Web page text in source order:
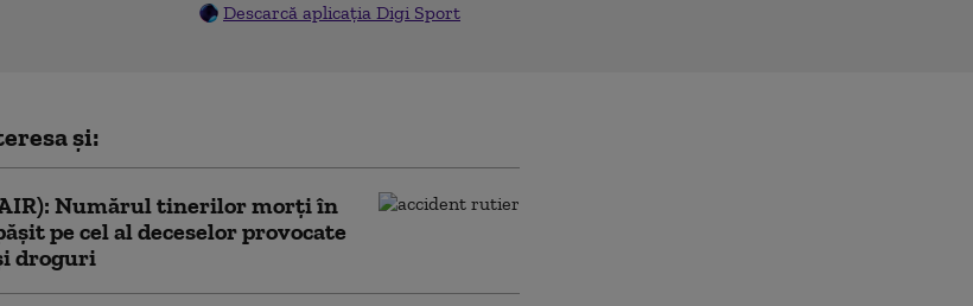
Descarcă aplicația Digi Sport
și:
Numărul tinerilor morţi în
pe cel al deceselor provocate
droguri